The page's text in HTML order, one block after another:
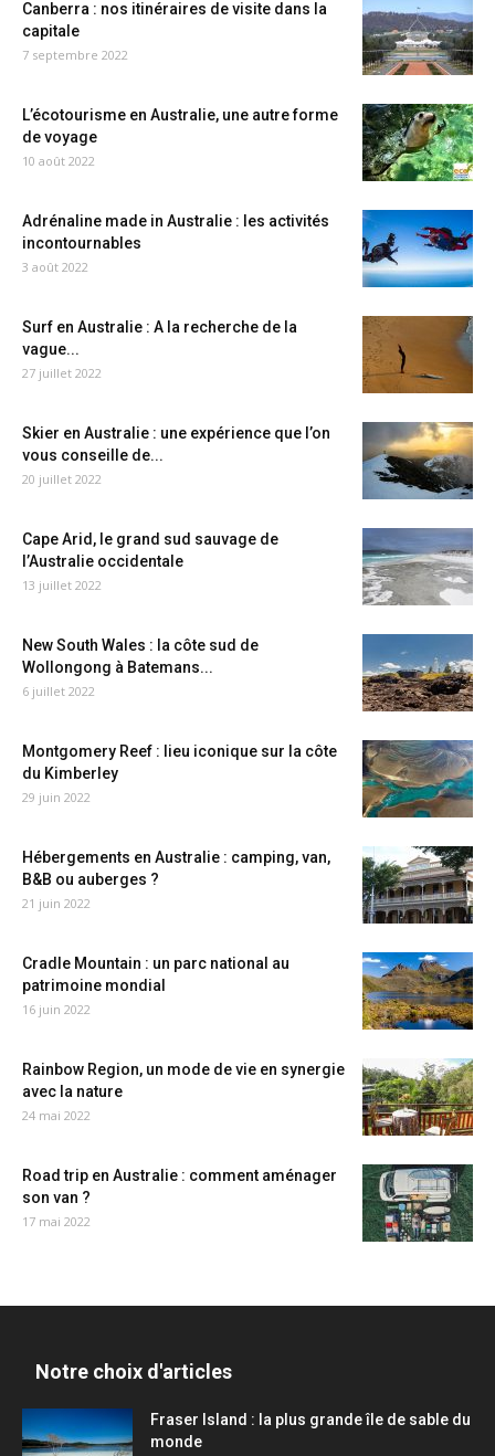
Canberra : nos itinéraires de visite dans la
capitale
7 septembre 2022
L’écotourisme en Australie, une autre forme
de voyage
10 août 2022
Adrénaline made in Australie : les activités
incontournables
3 août 2022
Surf en Australie : A la recherche de la
vague...
27 juillet 2022
Skier en Australie : une expérience que l’on
vous conseille de...
20 juillet 2022
Cape Arid, le grand sud sauvage de
l’Australie occidentale
13 juillet 2022
New South Wales : la côte sud de
Wollongong à Batemans...
6 juillet 2022
Montgomery Reef : lieu iconique sur la côte
du Kimberley
29 juin 2022
Hébergements en Australie : camping, van,
B&B ou auberges ?
21 juin 2022
Cradle Mountain : un parc national au
patrimoine mondial
16 juin 2022
Rainbow Region, un mode de vie en synergie
avec la nature
24 mai 2022
Road trip en Australie : comment aménager
son van ?
17 mai 2022
Notre choix d'articles
Fraser Island : la plus grande île de sable du
monde